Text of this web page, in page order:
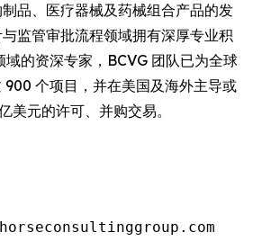
品、医疗器械及药械组合产品的发
监管审批流程领域拥有深厚专业积
域的资深专家，BCVG 团队已为全球
900 个项目，并在美国及海外主导或
美元的许可、并购交易。